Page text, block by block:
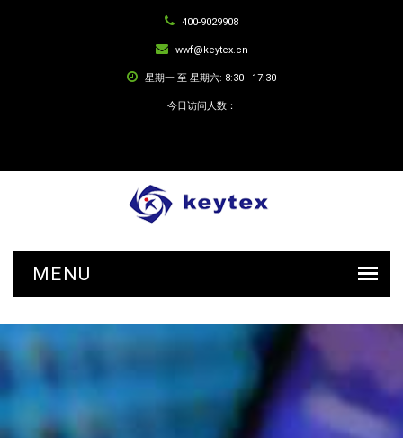
400-9029908
wwf@keytex.cn
星期一 至 星期六: 8:30 - 17:30
今日访问人数：